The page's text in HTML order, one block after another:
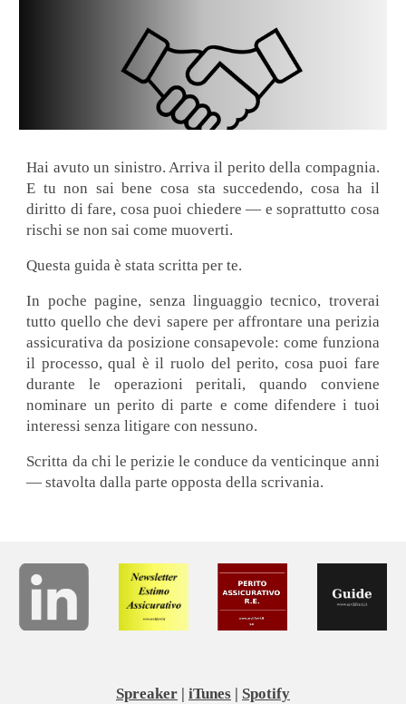
Hai avuto un sinistro. Arriva il perito della compagnia.
E tu non sai bene cosa sta succedendo, cosa ha il
diritto di fare, cosa puoi chiedere — e soprattutto cosa
rischi se non sai come muoverti.
Questa guida è stata scritta per te.
In poche pagine, senza linguaggio tecnico, troverai
tutto quello che devi sapere per affrontare una perizia
assicurativa da posizione consapevole: come funziona
il processo, qual è il ruolo del perito, cosa puoi fare
durante le operazioni peritali, quando conviene
nominare un perito di parte e come difendere i tuoi
interessi senza litigare con nessuno.
Scritta da chi le perizie le conduce da venticinque anni
— stavolta dalla parte opposta della scrivania.
Spreaker | iTunes | Spotify